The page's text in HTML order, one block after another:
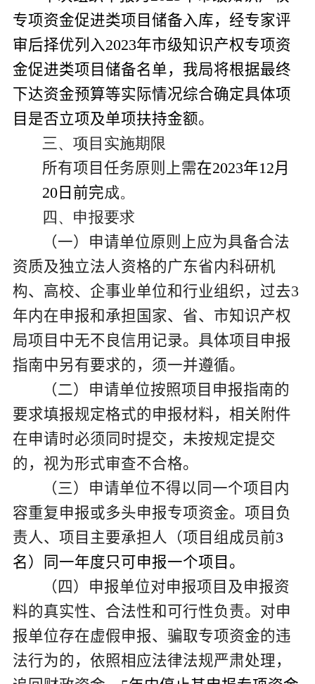
专项资金促进类项目 储备入库，经专家评
审后择优列入2023年市级知识产权专项资
金促进类项目储备名单， 我局将根据最终
下达资金预算等实际情况综合确定具体项
目是否立项及单项扶持金额。
三、项目实施期限
所有项目任务原则上需在2023年12月
20 日前完成。
四、申报要求
（一） 申请单位原则上应为具备合法
资质及独立法人资格的广东省内科研机
构、高校、企事业单位和行业组织，过去3
年内在申报和承担国家、省、市知识产权
局项目中无不良信用记录。具体项目申报
指南中另有要求的，须一并遵循。
（二） 申请单位按照项目申报指南的
要求填报规定格式的申报材料，相关附件
在申请时必须同时提交，未按规定提交
的，视为形式审查不合格。
（三）申请单位不得以同一个项目内
容重复申报或多头申报专项资金。项目负
责人、项目主要承担人（项目组成员前3
名）同一年度只可申报一个项目。
（四）申报单位对申报项目及申报资
料的真实性、合法性和可行性负责。对申
报单位存在虚假申报、骗取专项资金的违
法行为的，依照相应法律法规严肃处理，